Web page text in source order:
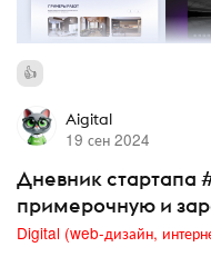
Aigital
19 сен 2024
Дневник стартапа
примерочную и